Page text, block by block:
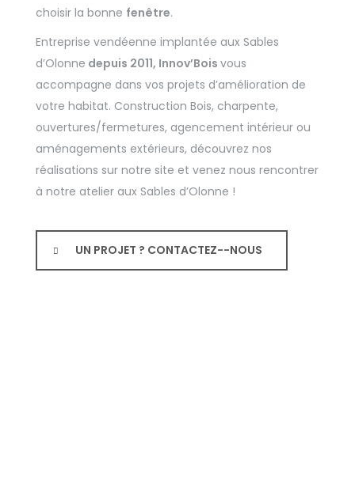
choisir la bonne fenêtre.
Entreprise vendéenne implantée aux Sables
d’Olonne depuis 2011, Innov’Bois vous
accompagne dans vos projets d’amélioration de
votre habitat. Construction Bois, charpente,
ouvertures/fermetures, agencement intérieur ou
aménagements extérieurs, découvrez nos
réalisations sur notre site et venez nous rencontrer
à notre atelier aux Sables d’Olonne !
UN PROJET ? CONTACTEZ--NOUS